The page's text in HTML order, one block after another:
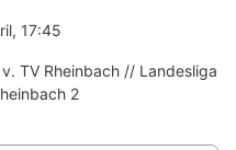
17:45
TV Rheinbach // Landesliga
2